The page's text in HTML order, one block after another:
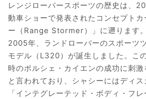
レンジローバースポーツの歴史は、
動車ショーで発表されたコンセプト
ー（Range Stormer）」に遡ります
2005年、ランドローバーのスポーツ
モデル（L320）が誕生しました。こ
時のポルシェ・カイエンの成功に刺
と言われており、シャシーにはディ
「インテグレーテッド・ボディ・フ